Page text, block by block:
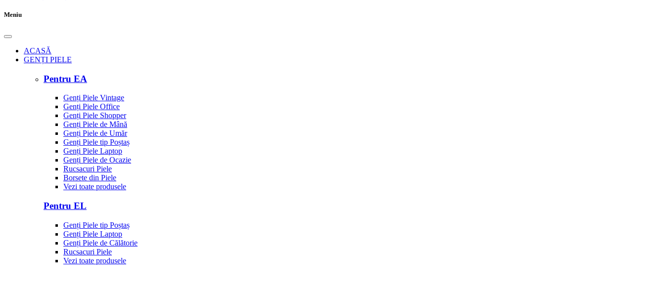
Meniu
ACASĂ
GENȚI PIELE
Pentru EA
Genți Piele Vintage
Genți Piele Office
Genți Piele Shopper
Genți Piele de Mână
Genți Piele de Umăr
Genți Piele tip Poștaș
Genți Piele Laptop
Genți Piele de Ocazie
Rucsacuri Piele
Borsete din Piele
Vezi toate produsele
Pentru EL
Genți Piele tip Poștaș
Genți Piele Laptop
Genți Piele de Călătorie
Rucsacuri Piele
Vezi toate produsele